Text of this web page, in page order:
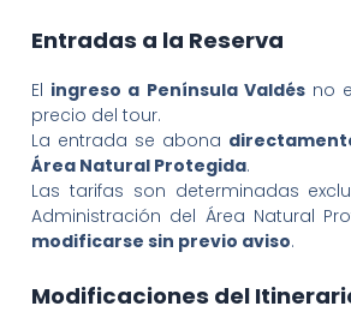
Entradas a la Reserva
El ingreso a Península Valdésno
precio del tour.
La entrada se abona
Área Natural Protegida.
Las tarifas son determinadas
Administración del Área Natural
modificarse sin previo aviso.
Modificaciones del